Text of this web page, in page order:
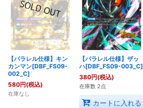
【パラレル仕様】キン
カンマン[DBF_FS09-
002_C]
580円(税込)
在庫なし
【パラレル仕様】ザッ
ハ[DBF_FS09-003_C]
380円(税込)
在庫数 2点
カートに入れる